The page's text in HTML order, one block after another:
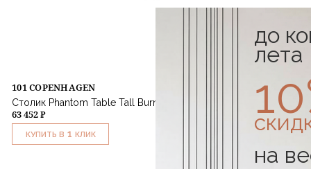
101 COPENHAGEN
Столик Phantom Table Tall Burn Antique
63 452 ₽
КУПИТЬ В 1 КЛИК
до
лета
на